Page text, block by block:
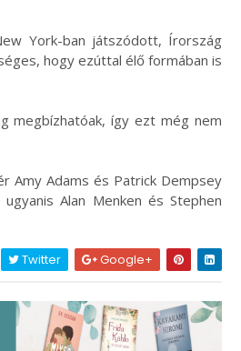
York-ban játszódott, Írország
hogy ezúttal élő formában is
megbízhatóak, így ezt még nem
Amy Adams és Patrick Dempsey
Alan Menken és Stephen
Twitter Google+